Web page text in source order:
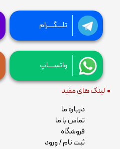
تلـــگــــرام
واتســــاپ
لینک های مفید
درباره ما
تماس با ما
فروشگاه
ثبت نام / ورود